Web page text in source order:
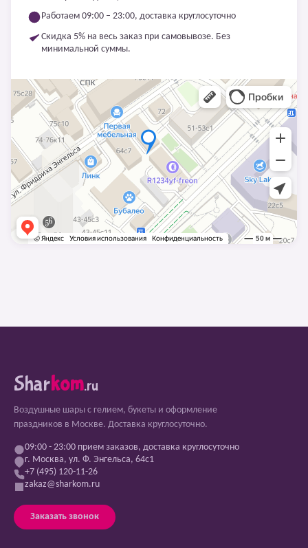
Работаем 09:00 – 23:00, доставка круглосуточно
Скидка 5% на весь заказ при самовывозе. Без
минимальной суммы.
Sharkom.ru
Воздушные шары с гелием, букеты и оформление
праздников в Москве. Доставка круглосуточно.
09:00 - 23:00 прием заказов, доставка круглосуточно
г. Москва, ул. Ф. Энгельса, 64с1
+7 (495) 120-11-26
zakaz@sharkom.ru
Заказать звонок